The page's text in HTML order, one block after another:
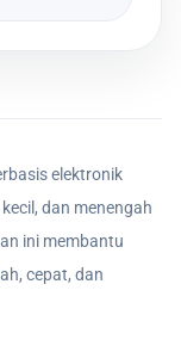
elektronik
dan menengah
ini membantu
cepat, dan